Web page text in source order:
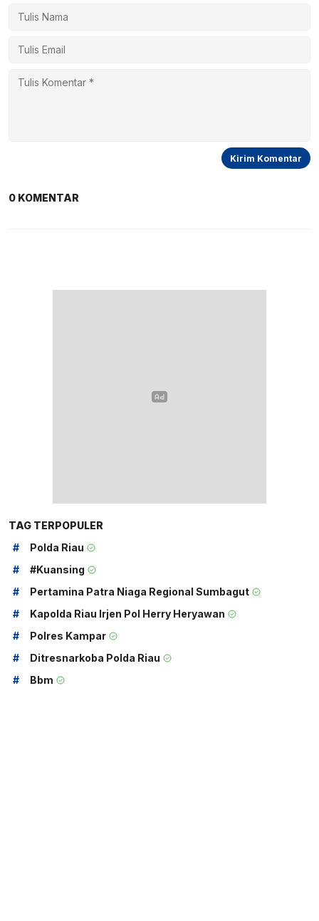
0 KOMENTAR
TAG TERPOPULER
#
Polda Riau
#
#kuansing
#
Pertamina Patra Niaga Regional Sumbagut
#
Kapolda Riau Irjen Pol Herry Heryawan
#
Polres Kampar
#
Ditresnarkoba Polda Riau
#
Bbm